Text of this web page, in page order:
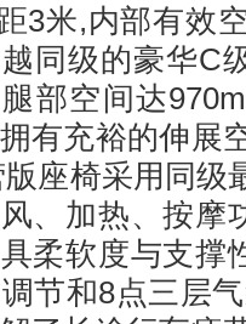
3米,内部有效
同级的豪华C
腿部空间达
有充裕的伸展
座椅采用同级
、加热、按摩
柔软度与支撑
节和8点三层